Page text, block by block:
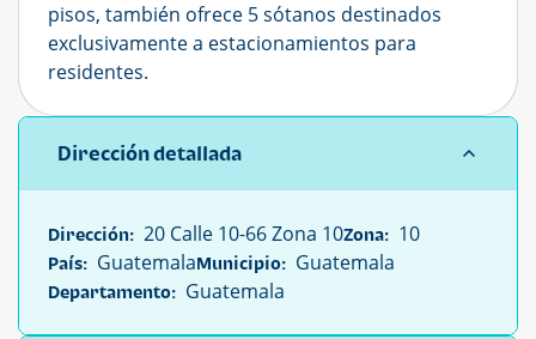
pisos, también ofrece 5 sótanos destinados
exclusivamente a estacionamientos para
residentes.
Dirección detallada
Dirección: 20 Calle 10-66 Zona 10Zona: 10
País: GuatemalaMunicipio: Guatemala
Departamento: Guatemala